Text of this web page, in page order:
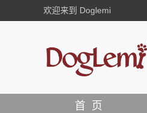
欢迎来到 Doglemi
首 页